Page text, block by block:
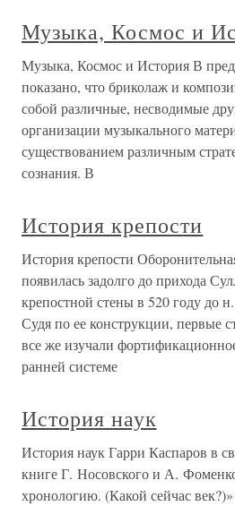
Музыка, Космос и
Музыка, Космос и История В
показано, что бриколаж и
собой различные, несводимые
организации музыкального
существованием различным
сознания. В
История крепости
История крепости
появилась задолго до прихода
крепостной стены в 520 году до
Судя по ее конструкции, первые
все же изучали
ранней системе
История наук
История наук Гарри Каспаров в
книге Г. Носовского и А.
хронологию. (Какой сейчас